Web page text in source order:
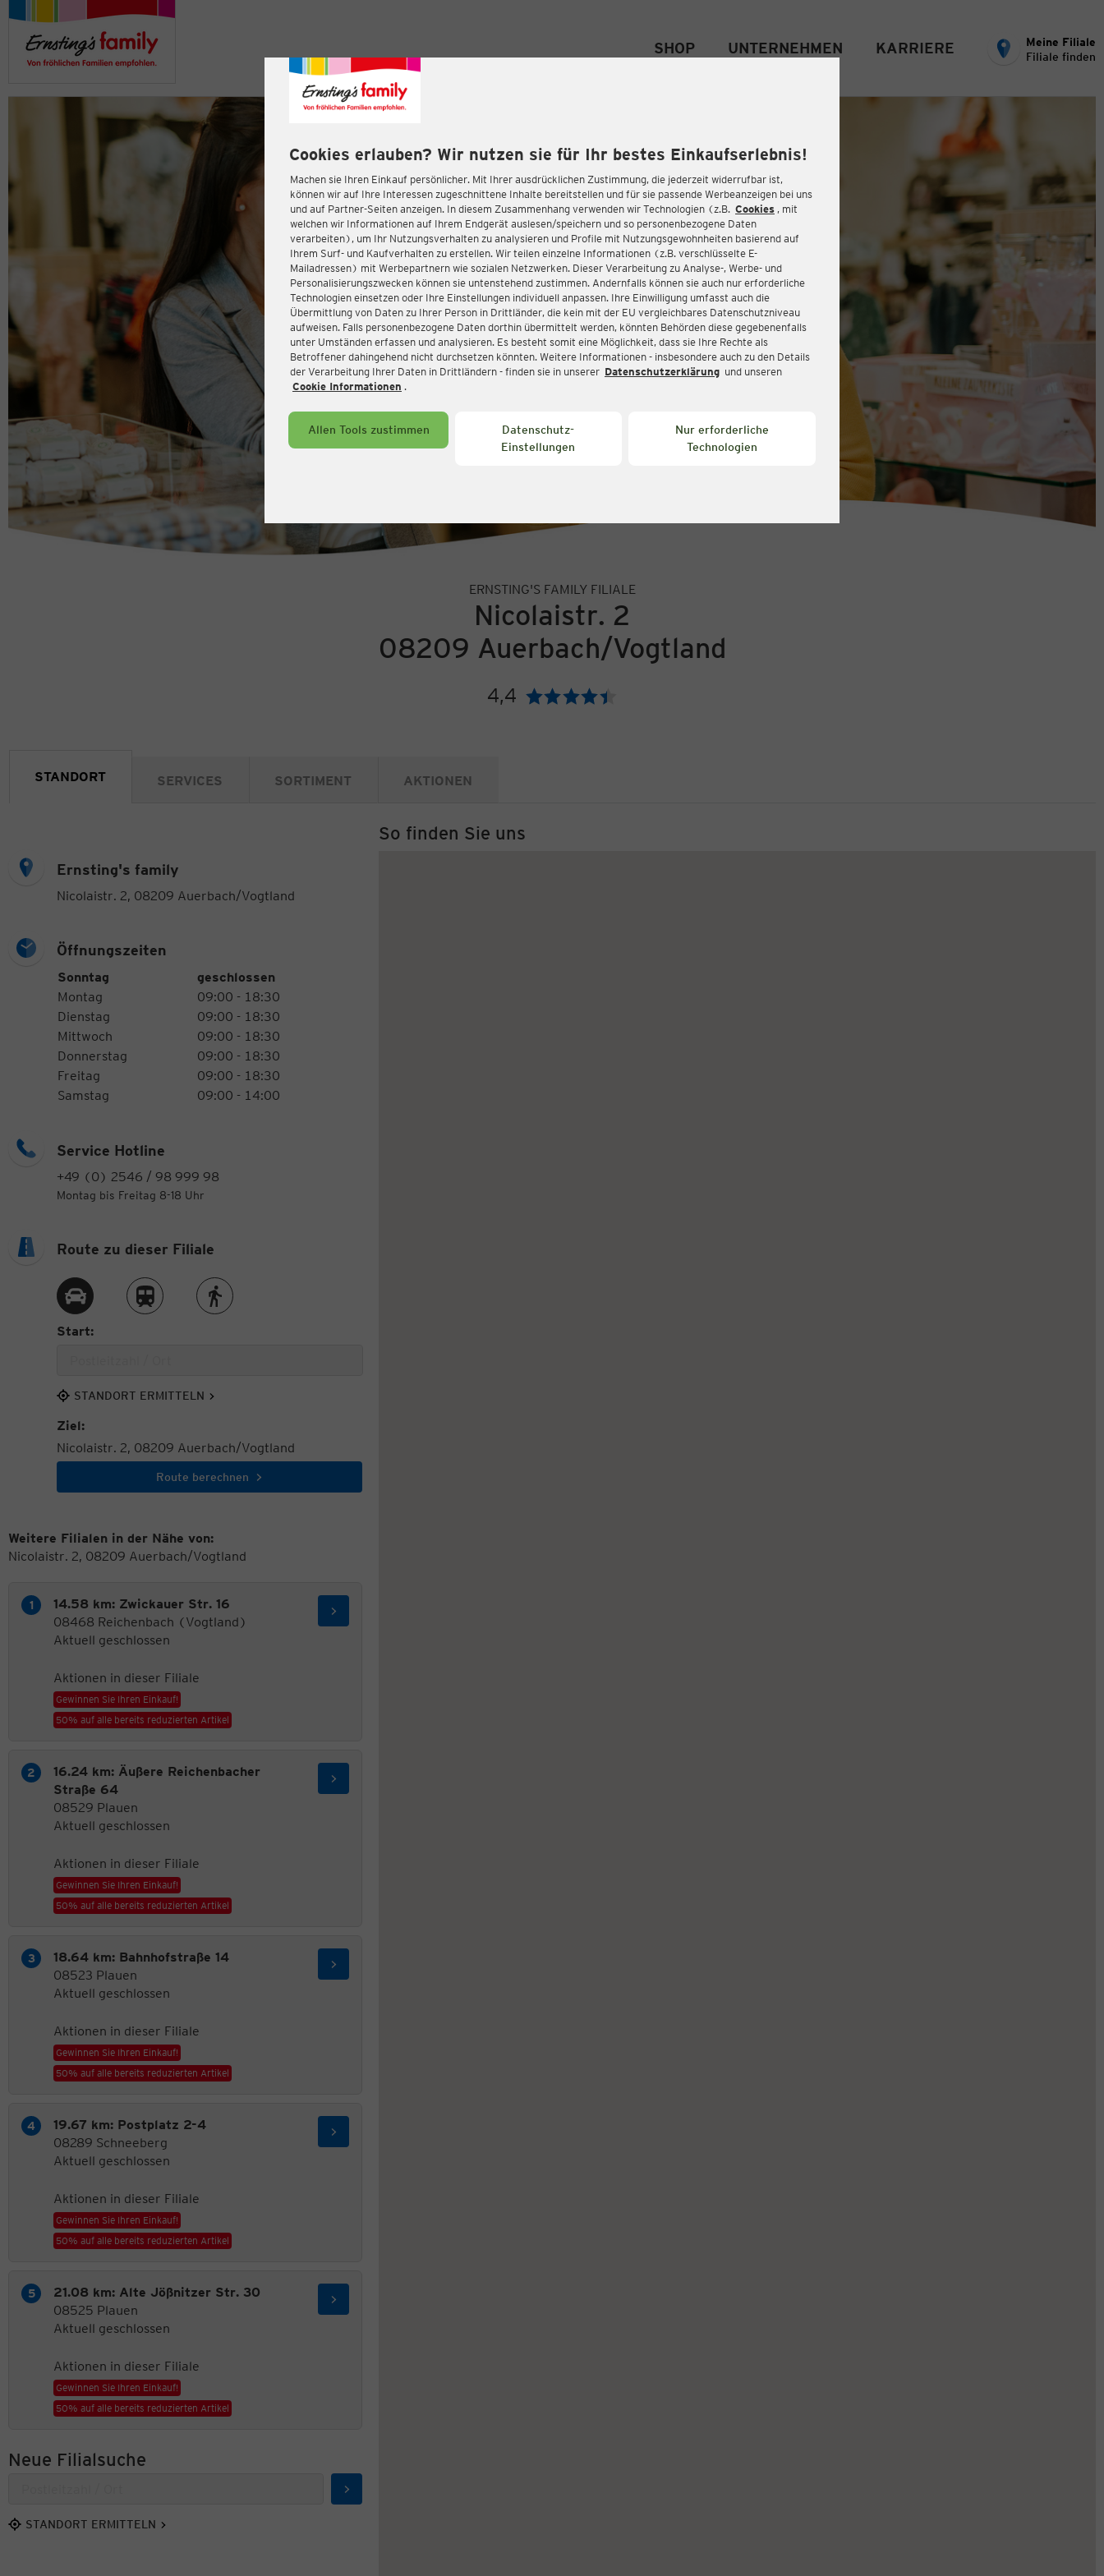
Cookies erlauben? Wir nutzen sie für Ihr bestes Einkaufserlebnis!
Machen sie Ihren Einkauf persönlicher. Mit Ihrer ausdrücklichen Zustimmung, die jederzeit widerrufbar ist,
können wir auf Ihre Interessen zugeschnittene Inhalte bereitstellen und für sie passende Werbeanzeigen bei uns
und auf Partner-Seiten anzeigen. In diesem Zusammenhang verwenden wir Technologien (z.B. Cookies , mit
welchen wir Informationen auf Ihrem Endgerät auslesen/speichern und so personenbezogene Daten
verarbeiten), um Ihr Nutzungsverhalten zu analysieren und Profile mit Nutzungsgewohnheiten basierend auf
Ihrem Surf- und Kaufverhalten zu erstellen. Wir teilen einzelne Informationen (z.B. verschlüsselte E-
Mailadressen) mit Werbepartnern wie sozialen Netzwerken. Dieser Verarbeitung zu Analyse-, Werbe- und
Personalisierungszwecken können sie untenstehend zustimmen. Andernfalls können sie auch nur erforderliche
Technologien einsetzen oder Ihre Einstellungen individuell anpassen. Ihre Einwilligung umfasst auch die
Übermittlung von Daten zu Ihrer Person in Drittländer, die kein mit der EU vergleichbares Datenschutzniveau
aufweisen. Falls personenbezogene Daten dorthin übermittelt werden, könnten Behörden diese gegebenenfalls
unter Umständen erfassen und analysieren. Es besteht somit eine Möglichkeit, dass sie Ihre Rechte als
Betroffener dahingehend nicht durchsetzen könnten. Weitere Informationen - insbesondere auch zu den Details
der Verarbeitung Ihrer Daten in Drittländern - finden sie in unserer Datenschutzerklärung und unseren
Cookie Informationen .
Allen Tools zustimmen
Datenschutz-
Einstellungen
Nur erforderliche
Technologien
SHOP UNTERNEHMEN KARRIERE
Meine Filiale
Filiale finden
ERNSTING'S FAMILY FILIALE
Nicolaistr. 2
08209 Auerbach/Vogtland
4,4 Bewertung:
STANDORT SERVICES SORTIMENT AKTIONEN
Ernsting's family
Nicolaistr. 2, 08209 Auerbach/Vogtland
Öffnungszeiten
Öffnungszeiten
Wochentag
Sonntag
geschlossen
Montag
09:00 - 18:30
Dienstag
09:00 - 18:30
Mittwoch
09:00 - 18:30
Donnerstag
09:00 - 18:30
Freitag
09:00 - 18:30
Samstag
09:00 - 14:00
Service Hotline
+49 (0) 2546 / 98 999 98
Montag bis Freitag 8-18 Uhr
So finden Sie uns
Route zu dieser Filiale
Route per AutoRoute per ZugRoute zu Fuß
Start:
STANDORT ERMITTELN
Ziel:
Nicolaistr. 2, 08209 Auerbach/Vogtland
Route berechnen
Weitere Filialen in der Nähe von:
Nicolaistr. 2, 08209 Auerbach/Vogtland
14.58 km: Zwickauer Str. 16
08468 Reichenbach (Vogtland)
Aktuell geschlossen
Aktionen in dieser Filiale
Gewinnen Sie Ihren Einkauf!
50% auf alle bereits reduzierten Artikel
16.24 km: Äußere Reichenbacher
Straße 64
08529 Plauen
Aktuell geschlossen
Aktionen in dieser Filiale
Gewinnen Sie Ihren Einkauf!
50% auf alle bereits reduzierten Artikel
18.64 km: Bahnhofstraße 14
08523 Plauen
Aktuell geschlossen
Aktionen in dieser Filiale
Gewinnen Sie Ihren Einkauf!
50% auf alle bereits reduzierten Artikel
19.67 km: Postplatz 2-4
08289 Schneeberg
Aktuell geschlossen
Aktionen in dieser Filiale
Gewinnen Sie Ihren Einkauf!
50% auf alle bereits reduzierten Artikel
21.08 km: Alte Jößnitzer Str. 30
08525 Plauen
Aktuell geschlossen
Aktionen in dieser Filiale
Gewinnen Sie Ihren Einkauf!
50% auf alle bereits reduzierten Artikel
Neue Filialsuche
Suchen
STANDORT ERMITTELN